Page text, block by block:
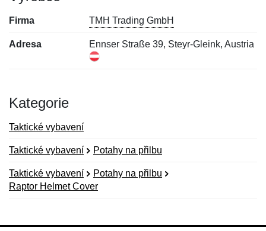
Firma TMH Trading GmbH
Adresa Ennser Straße 39, Steyr-Gleink, Austria
Kategorie
Taktické vybavení
Taktické vybavení Potahy na přilbu
Taktické vybavení
Potahy na přilbu
Raptor Helmet Cover